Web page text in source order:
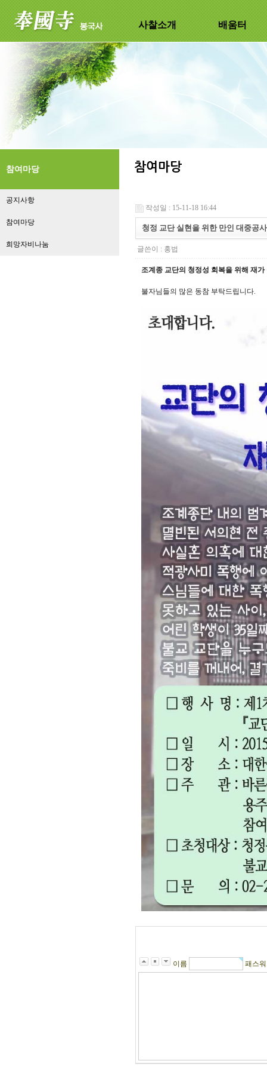
사찰소개 배움터
참여마당
공지사항
참여마당
희망자비나눔
작성일 : 15-11-18 16:44
청정 교단 실현을 위한 만인 대중공사
글쓴이 : 홍법
조계종 교단의 청정성 회복을 위해 재
불자님들의 많은 동참 부탁드립니다.
이름 패스